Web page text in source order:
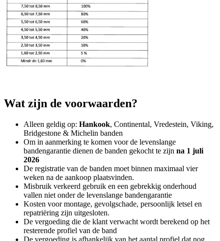
Wat zijn de voorwaarden?
Alleen geldig op: Hankook, Continental, Vredestein, Viking,
Bridgestone & Michelin banden
Om in aanmerking te komen voor de levenslange
bandengarantie dienen de banden gekocht te zijn na 1 juli
2026
De registratie van de banden moet binnen maximaal vier
weken na de aankoop plaatsvinden.
Misbruik verkeerd gebruik en een gebrekkig onderhoud
vallen niet onder de levenslange bandengarantie
Kosten voor montage, gevolgschade, persoonlijk letsel en
repatriëring zijn uitgesloten.
De vergoeding die de klant verwacht wordt berekend op het
resterende profiel van de band
De vergoeding is afhankelijk van het aantal profiel dat nog